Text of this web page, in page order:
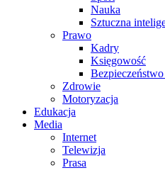
Nauka
Sztuczna
Prawo
Kadry
Księgowość
Zdrowie
Motoryzacja
Edukacja
Media
Internet
Telewizja
Prasa